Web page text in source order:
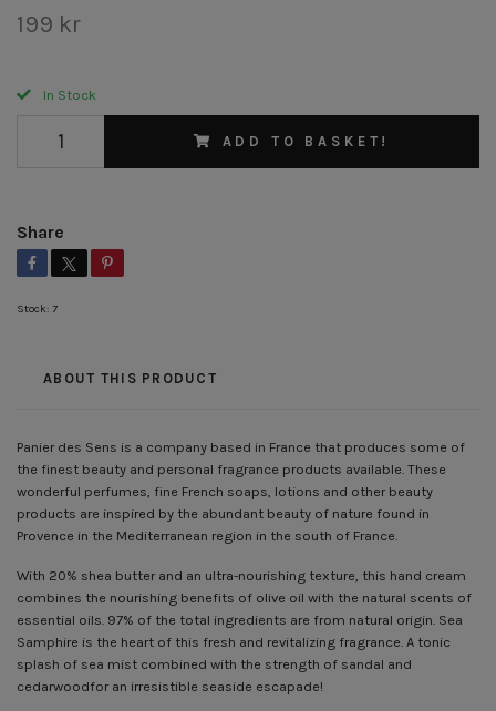
199 kr
In Stock
ADD TO BASKET!
Share
Stock: 7
ABOUT THIS PRODUCT
Panier des Sens is a company based in France that produces some of
the finest beauty and personal fragrance products available. These
wonderful perfumes, fine French soaps, lotions and other beauty
products are inspired by the abundant beauty of nature found in
Provence in the Mediterranean region in the south of France.
With 20% shea butter and an ultra-nourishing texture, this hand cream
combines the nourishing benefits of olive oil with the natural scents of
essential oils. 97% of the total ingredients are from natural origin. Sea
Samphire is the heart of this fresh and revitalizing fragrance. A tonic
splash of sea mist combined with the strength of sandal and
cedarwoodfor an irresistible seaside escapade!